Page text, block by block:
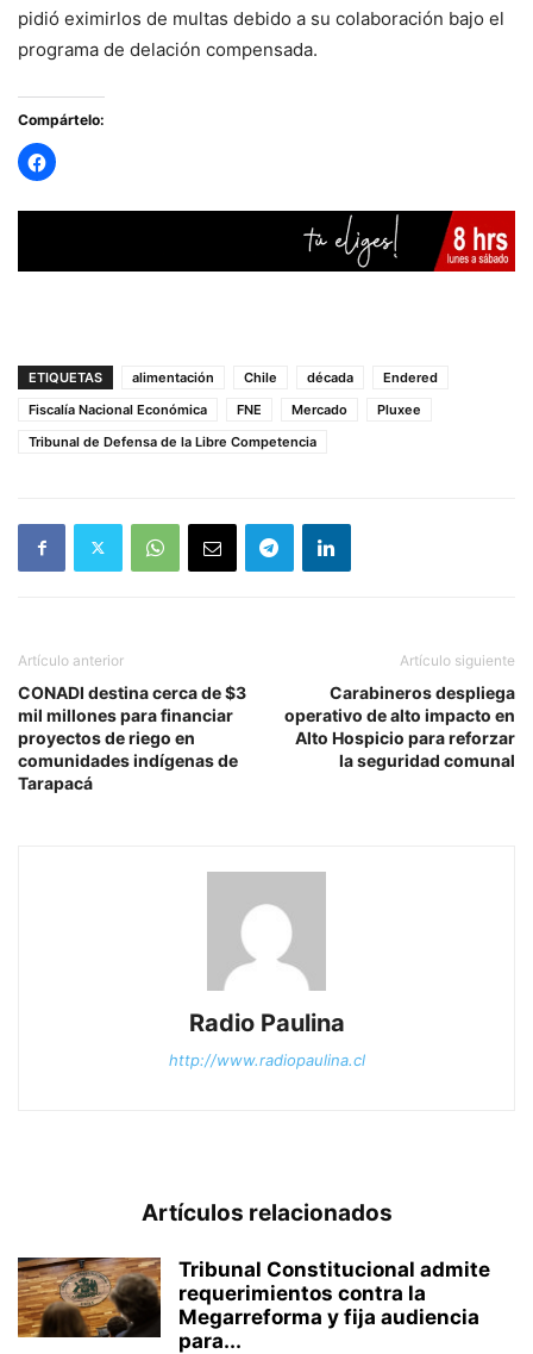
pidió eximirlos de multas debido a su colaboración bajo el
programa de delación compensada.
Compártelo:
ETIQUETAS alimentación Chile década
Endered
Fiscalía Nacional Económica
FNE Mercado
Pluxee
Tribunal de Defensa de la Libre Competencia
Artículo anterior
CONADI destina cerca de $3
mil millones para financiar
proyectos de riego en
comunidades indígenas de
Tarapacá
Artículo siguiente
Carabineros despliega
operativo de alto impacto en
Alto Hospicio para reforzar
la seguridad comunal
Radio Paulina
http://www.radiopaulina.cl
Artículos relacionados
Tribunal Constitucional admite
requerimientos contra la
Megarreforma y fija audiencia
para...